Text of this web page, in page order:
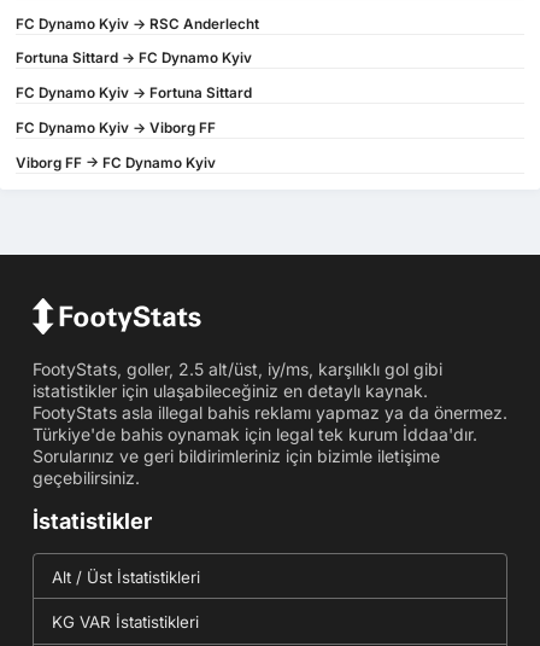
FC Dynamo Kyiv -> RSC Anderlecht
Fortuna Sittard -> FC Dynamo Kyiv
FC Dynamo Kyiv -> Fortuna Sittard
FC Dynamo Kyiv -> Viborg FF
Viborg FF -> FC Dynamo Kyiv
FootyStats, goller, 2.5 alt/üst, iy/ms, karşılıklı gol gibi
istatistikler için ulaşabileceğiniz en detaylı kaynak.
FootyStats asla illegal bahis reklamı yapmaz ya da önermez.
Türkiye'de bahis oynamak için legal tek kurum İddaa'dır.
Sorularınız ve geri bildirimleriniz için bizimle iletişime
geçebilirsiniz.
İstatistikler
Alt / Üst İstatistikleri
KG VAR İstatistikleri